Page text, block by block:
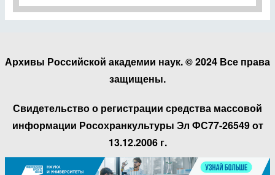
Архивы Российской академии наук. © 2024 Все права
защищены.
Свидетельство о регистрации средства массовой
информации Росохранкультуры Эл ФС77-26549 от
13.12.2006 г.